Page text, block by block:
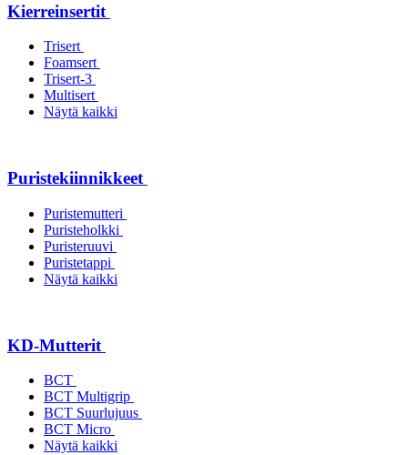
Kierreinsertit
Trisert
Foamsert
Trisert-3
Multisert
Näytä kaikki
Puristekiinnikkeet
Puristemutteri
Puristeholkki
Puristeruuvi
Puristetappi
Näytä kaikki
KD-Mutterit
BCT
BCT Multigrip
BCT Suurlujuus
BCT Micro
Näytä kaikki